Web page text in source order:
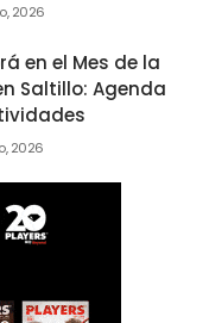
2026
en el Mes de la
Saltillo: Agenda
2026